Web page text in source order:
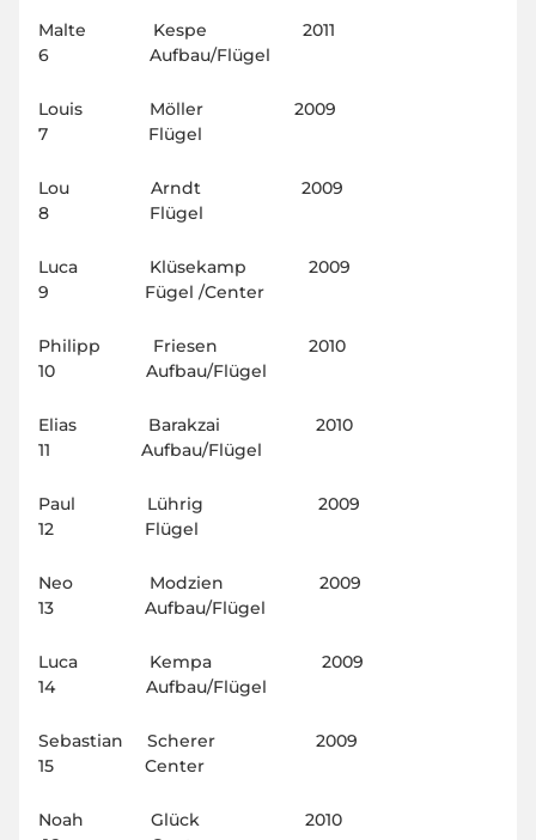
Malte Kespe 2011
6 Aufbau/Flügel
Louis Möller 2009
7 Flügel
Lou Arndt 2009
8 Flügel
Luca Klüsekamp 2009
9 Fügel /Center
Philipp Friesen 2010
10 Aufbau/Flügel
Elias Barakzai 2010
11 Aufbau/Flügel
Paul Lührig 2009
12 Flügel
Neo Modzien 2009
13 Aufbau/Flügel
Luca Kempa 2009
14 Aufbau/Flügel
Sebastian Scherer 2009
15 Center
Noah Glück 2010